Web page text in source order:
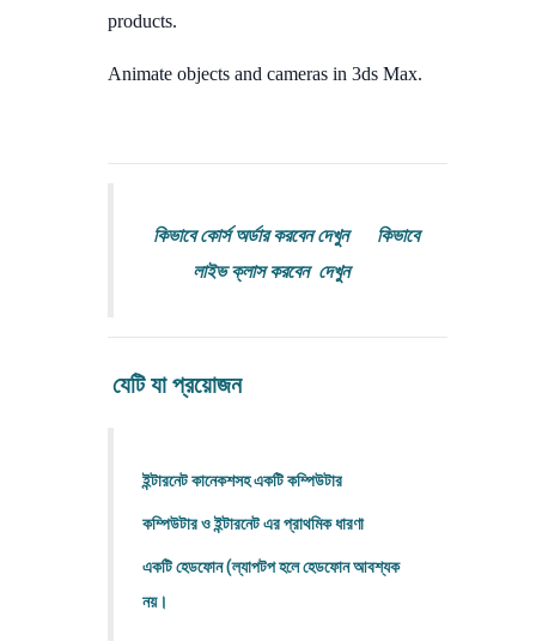
products.
Animate objects and cameras in 3ds Max.
কিভাবে কোর্স অর্ডার করবেন দেখুন
কিভাবে
লাইভ ক্লাস করবেন দেখুন
যেটি যা প্রয়োজন
ইন্টারনেট কানেকশসহ একটিকম্পিউটার
কম্পিউটারও ইন্টারনেট এর প্রাথমিক ধারণা
একটি হেডফোন (ল্যাপটপ হলে হেডফোন আবশ্যক
নয়।